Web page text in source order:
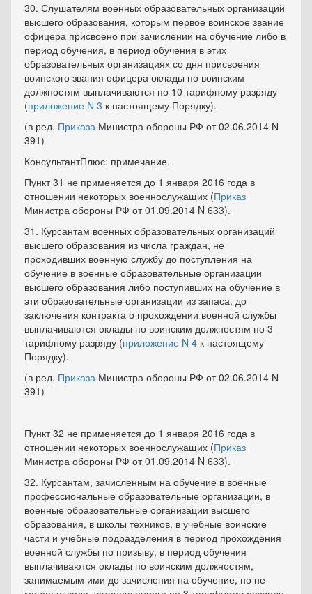
30. Слушателям военных образовательных организаций
высшего образования, которым первое воинское звание
офицера присвоено при зачислении на обучение либо в
период обучения, в период обучения в этих
образовательных организациях со дня присвоения
воинского звания офицера оклады по воинским
должностям выплачиваются по 10 тарифному разряду
(приложение N 3 к настоящему Порядку).
(в ред. Приказа Министра обороны РФ от 02.06.2014 N
391)
КонсультантПлюс: примечание.
Пункт 31 не применяется до 1 января 2016 года в
отношении некоторых военнослужащих (Приказ
Министра обороны РФ от 01.09.2014 N 633).
31. Курсантам военных образовательных организаций
высшего образования из числа граждан, не
проходивших военную службу до поступления на
обучение в военные образовательные организации
высшего образования либо поступивших на обучение в
эти образовательные организации из запаса, до
заключения контракта о прохождении военной службы
выплачиваются оклады по воинским должностям по 3
тарифному разряду (приложение N 4 к настоящему
Порядку).
(в ред. Приказа Министра обороны РФ от 02.06.2014 N
391)
Пункт 32 не применяется до 1 января 2016 года в
отношении некоторых военнослужащих (Приказ
Министра обороны РФ от 01.09.2014 N 633).
32. Курсантам, зачисленным на обучение в военные
профессиональные образовательные организации, в
военные образовательные организации высшего
образования, в школы техников, в учебные воинские
части и учебные подразделения в период прохождения
военной службы по призыву, в период обучения
выплачиваются оклады по воинским должностям,
занимаемым ими до зачисления на обучение, но не